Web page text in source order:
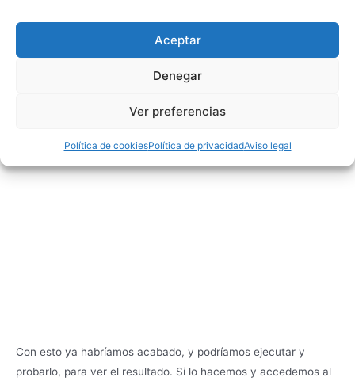
Aceptar
Denegar
Ver preferencias
Política de cookiesPolítica de privacidadAviso legal
Con esto ya habríamos acabado, y podríamos ejecutar y
probarlo, para ver el resultado. Si lo hacemos y accedemos al